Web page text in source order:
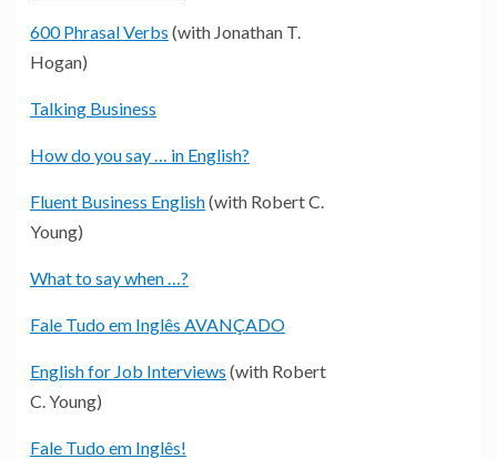
600 Phrasal Verbs (with Jonathan T.
Hogan)
Talking Business
How do you say … in English?
Fluent Business English(with Robert C.
Young)
What to say when …?
Fale Tudo em Inglês AVANÇADO
English for Job Interviews (with Robert
C. Young)
Fale Tudo em Inglês!